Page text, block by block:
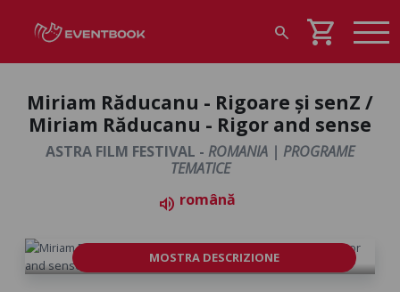
search shopping_cart
Miriam Răducanu - Rigoare și senZ /
Miriam Răducanu - Rigor and sense
ASTRA FILM FESTIVAL - ROMANIA | PROGRAME
TEMATICE
volume_up română
MOSTRA DESCRIZIONE